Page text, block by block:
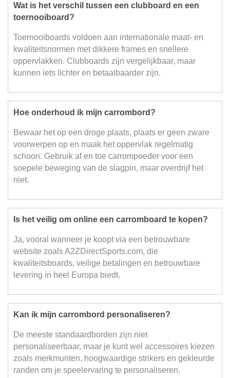
Wat is het verschil tussen een clubboard en een
toernooiboard?
Toernooiboards voldoen aan internationale maat- en
kwaliteitsnormen met dikkere frames en snellere
oppervlakken. Clubboards zijn vergelijkbaar, maar
kunnen iets lichter en betaalbaarder zijn.
Hoe onderhoud ik mijn carrombord?
Bewaar het op een droge plaats, plaats er geen zware
voorwerpen op en maak het oppervlak regelmatig
schoon. Gebruik af en toe carrompoeder voor een
soepele beweging van de slagpin, maar overdrijf het
niet.
Is het veilig om online een carromboard te kopen?
Ja, vooral wanneer je koopt via een betrouwbare
website zoals A2ZDirectSports.com, die
kwaliteitsboards, veilige betalingen en betrouwbare
levering in heel Europa biedt.
Kan ik mijn carrombord personaliseren?
De meeste standaardborden zijn niet
personaliseerbaar, maar je kunt wel accessoires kiezen
zoals merkmunten, hoogwaardige strikers en gekleurde
randen om je speelervaring te personaliseren.